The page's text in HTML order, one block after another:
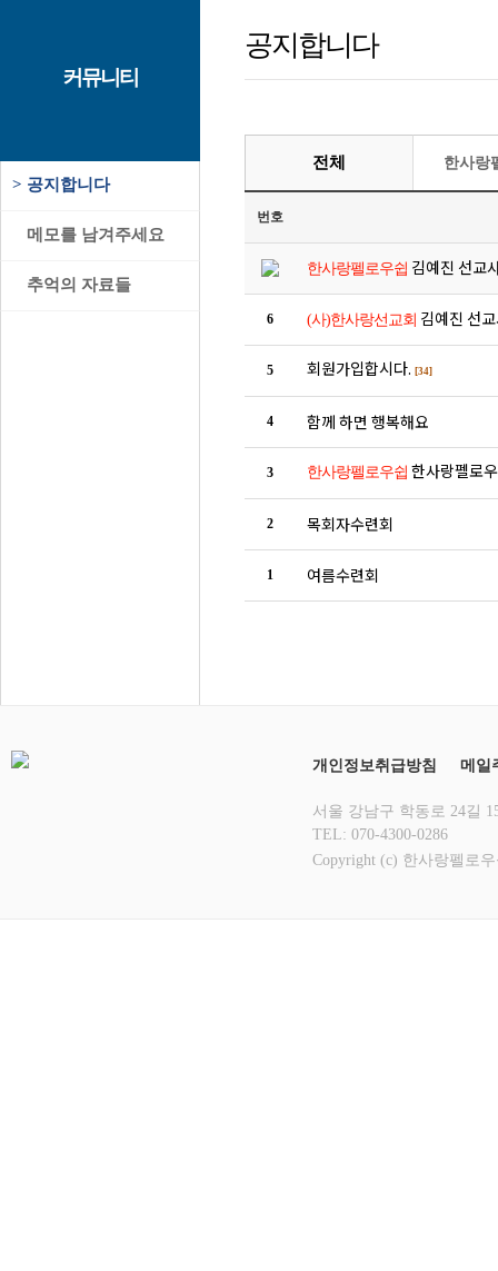
커뮤니티
> 공지합니다
메모를 남겨주세요
추억의 자료들
공지합니다
전체 한사랑
번호
한사랑펠로우쉽 김예진 선교
6 (사)한사랑선교회 김예진 선
5 회원가입합시다. [34]
4 함께 하면 행복해요
3 한사랑펠로우쉽 한사랑펠로
2 목회자수련회
1 여름수련회
개인정보취급방침 메일
서울 강남구 학동로 24길
TEL: 070-4300-0286
Copyright (c) 한사랑펠로